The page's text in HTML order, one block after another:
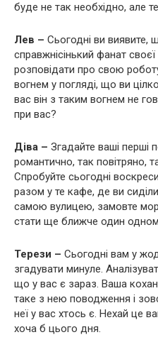
буде не так необхідно, але
Лев – Сьогодні ви
справжнісінький фанат
розповідати про свою
вогнем у погляді, що ви
вас він з таким вогнем не
при вас?
Діва – Згадайте ваші перші
романтично, так повітряно,
Спробуйте сьогодні
разом у те кафе, де ви
самою вулицею, замовте
стати ще ближче один
Терези – Сьогодні вам у
згадувати минуле.
що у вас є зараз. Ваша
таке з нею поводження і
неї у вас хтось є. Нехай це
хоча б цього дня.